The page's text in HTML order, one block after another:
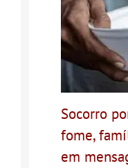
Socorro
fome,
em